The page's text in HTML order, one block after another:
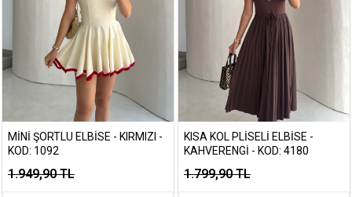
MINI ŞORTLU ELBISE - KIRMIZI -
KOD: 1092
1.949,90 TL
KISA KOL PLISELI ELBISE -
KAHVERENGI - KOD: 4180
1.799,90 TL